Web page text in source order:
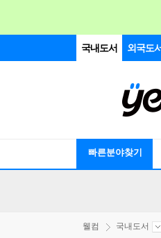
국내도서 외국도서
빠른분야찾기
웰컴 국내도서